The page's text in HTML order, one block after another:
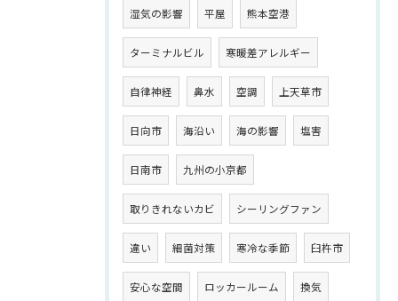
湿気の影響 平屋 熊本空港
ターミナルビル 寒暖差アレルギー
自律神経 鼻水 空調 上天草市
日向市 海沿い 海の影響 塩害
日南市 九州の小京都
取りきれないカビ シーリングファン
違い 細菌対策 寒冷な季節 臼杵市
安心な空間 ロッカールーム 換気